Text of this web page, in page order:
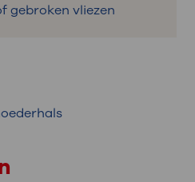
gebroken vliezen